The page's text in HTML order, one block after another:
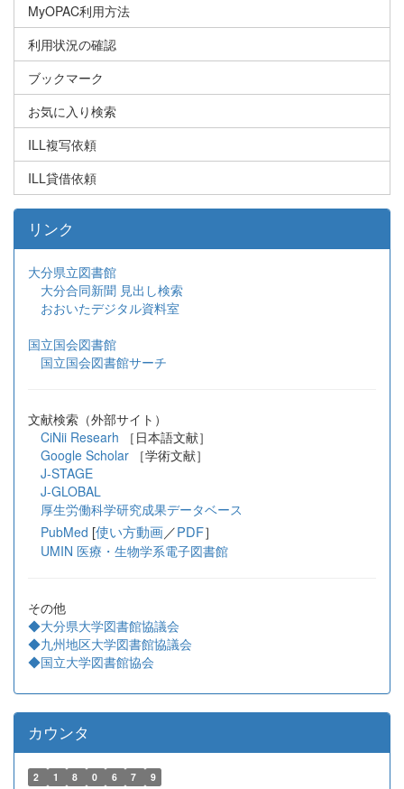
MyOPAC利用方法
利用状況の確認
ブックマーク
お気に入り検索
ILL複写依頼
ILL貸借依頼
リンク
大分県立図書館
大分合同新聞 見出し検索
おおいたデジタル資料室
国立国会図書館
国立国会図書館サーチ
文献検索（外部サイト）
CiNii Researh ［日本語文献］
Google Scholar
［学術文献］
J-STAGE
J-GLOBAL
厚生労働科学研究成果データベース
PubMed [使い方動画／PDF］
UMIN 医療・生物学系電子図書館
その他
◆大分県大学図書館協議会
◆九州地区大学図書館協議会
◆国立大学図書館協会
カウンタ
2 1 8 0 6 7 9